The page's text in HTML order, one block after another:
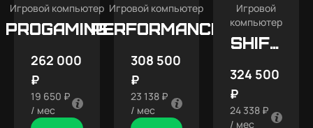
Игровой компьютер
PROGAMING
262 000
₽
19 650 ₽
/ мес
Игровой компьютер
Performance
308 500
₽
23 138 ₽
/ мес
Игровой
компьютер
SHIFT
324 500
₽
24 338 ₽
/ мес